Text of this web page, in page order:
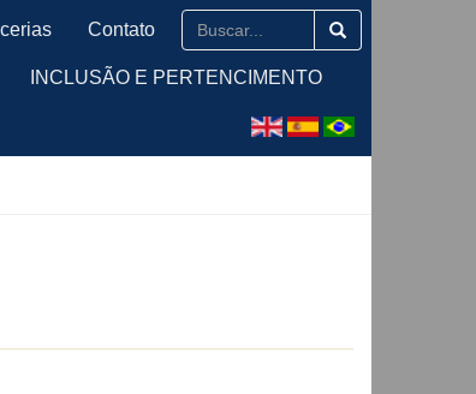
INCLUSÃO E PERTENCIMENTO
Contato